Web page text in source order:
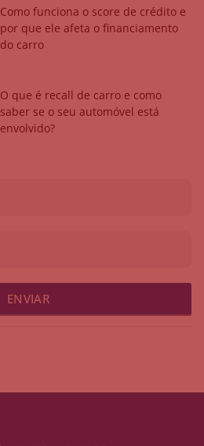
Como funciona o score de crédito e
por que ele afeta o financiamento
do carro
O que é recall de carro e como
saber se o seu automóvel está
envolvido?
ENVIAR